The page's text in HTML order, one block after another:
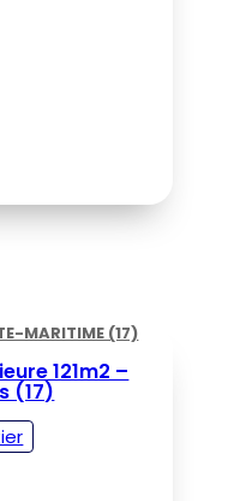
MARITIME (17)
121m2 –
(17)